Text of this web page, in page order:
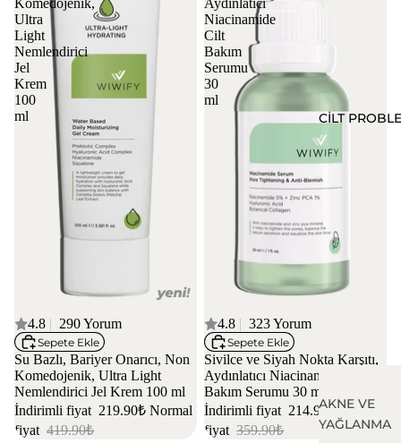
CİLT
AKNE VE
YAĞLANMA
Komedojenik,
Ultra
Light
Nemlendirici
Jel
Krem
100
ml
4 AL 3 ÖDE
4.8 | 290 Yorum
Sepete Ekle
Su Bazlı, Bariyer Onarıcı, Non
Komedojenik, Ultra Light
Nemlendirici Jel Krem 100 ml
İndirimli fiyat 219.90₺ Normal
fiyat 419.90₺
Aydınlatıcı
Niacinamide
Cilt
Bakım
Serumu
30
ml
4 AL 3 ÖDE
4.8 | 323 Yorum
Sepete Ekle
Sivilce ve Siyah Nokta Karşıtı,
Aydınlatıcı Niacinamide Cilt
Bakım Serumu 30 ml
İndirimli fiyat 214.90₺ Normal
fiyat 359.90₺